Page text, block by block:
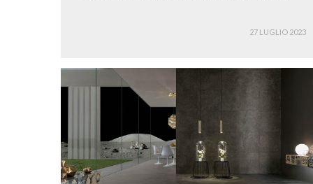
27 LUGLIO 2023